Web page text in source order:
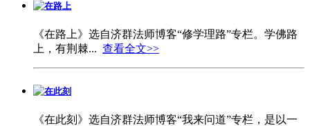
在路上
《在路上》选自济群法师博客“修学理路”专栏。学佛路
上，有荆棘... 查看全文>>
在此刻
《在此刻》选自济群法师博客“我来问道”专栏，是以一